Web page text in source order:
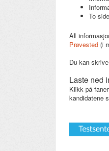
To
All
Prøvested (i
Du kan
Laste ned
Klikk på
kandidatene